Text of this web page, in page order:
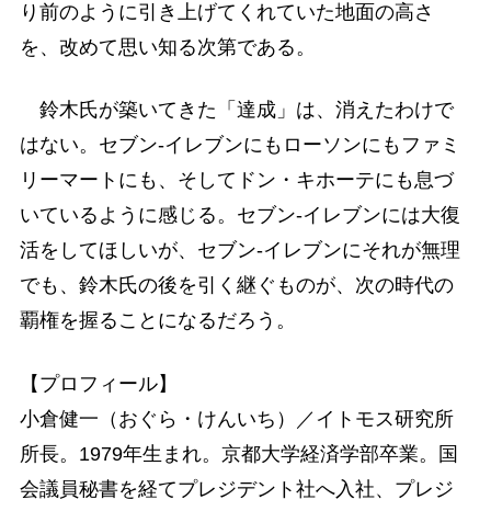
り前のように引き上げてくれていた地面の高さ
を、改めて思い知る次第である。
鈴木氏が築いてきた「達成」は、消えたわけで
はない。セブン-イレブンにもローソンにもファミ
リーマートにも、そしてドン・キホーテにも息づ
いているように感じる。セブン-イレブンには大復
活をしてほしいが、セブン-イレブンにそれが無理
でも、鈴木氏の後を引く継ぐものが、次の時代の
覇権を握ることになるだろう。
【プロフィール】
小倉健一（おぐら・けんいち）／イトモス研究所
所長。1979年生まれ。京都大学経済学部卒業。国
会議員秘書を経てプレジデント社へ入社、プレジ